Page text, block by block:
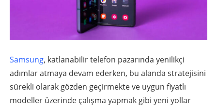
Samsung, katlanabilir telefon pazarında yenilikçi
adımlar atmaya devam ederken, bu alanda stratejisini
sürekli olarak gözden geçirmekte ve uygun fiyatlı
modeller üzerinde çalışma yapmak gibi yeni yollar